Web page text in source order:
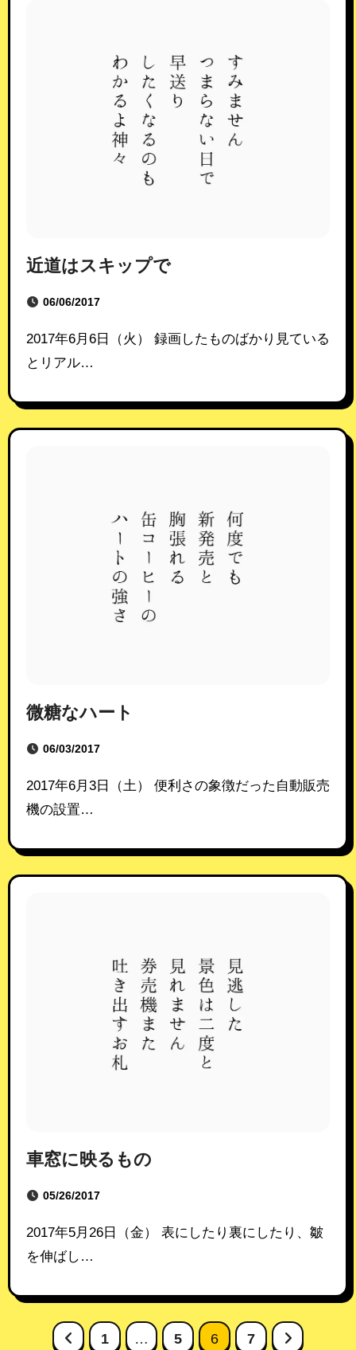
近道はスキップで
06/06/2017
2017年6月6日（火） 録画したものばかり見ている
とリアル…
微糖なハート
06/03/2017
2017年6月3日（土） 便利さの象徴だった自動販売
機の設置…
車窓に映るもの
05/26/2017
2017年5月26日（金） 表にしたり裏にしたり、皺
を伸ばし…
1 … 5 6 7